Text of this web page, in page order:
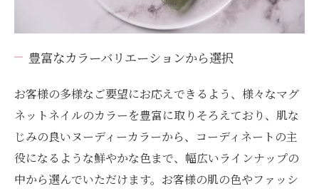
豊富なカラーバリエーションから選択
お客様の多様なご要望にお応えできるよう、様々なマグ
ネットネイルのカラーを豊富に取りそろえており、肌な
じみの良いヌーディーカラーから、コーディネートの主
役になるような鮮やかな色まで、幅広いラインナップの
中から選んでいただけます。お客様の肌の色やファッシ